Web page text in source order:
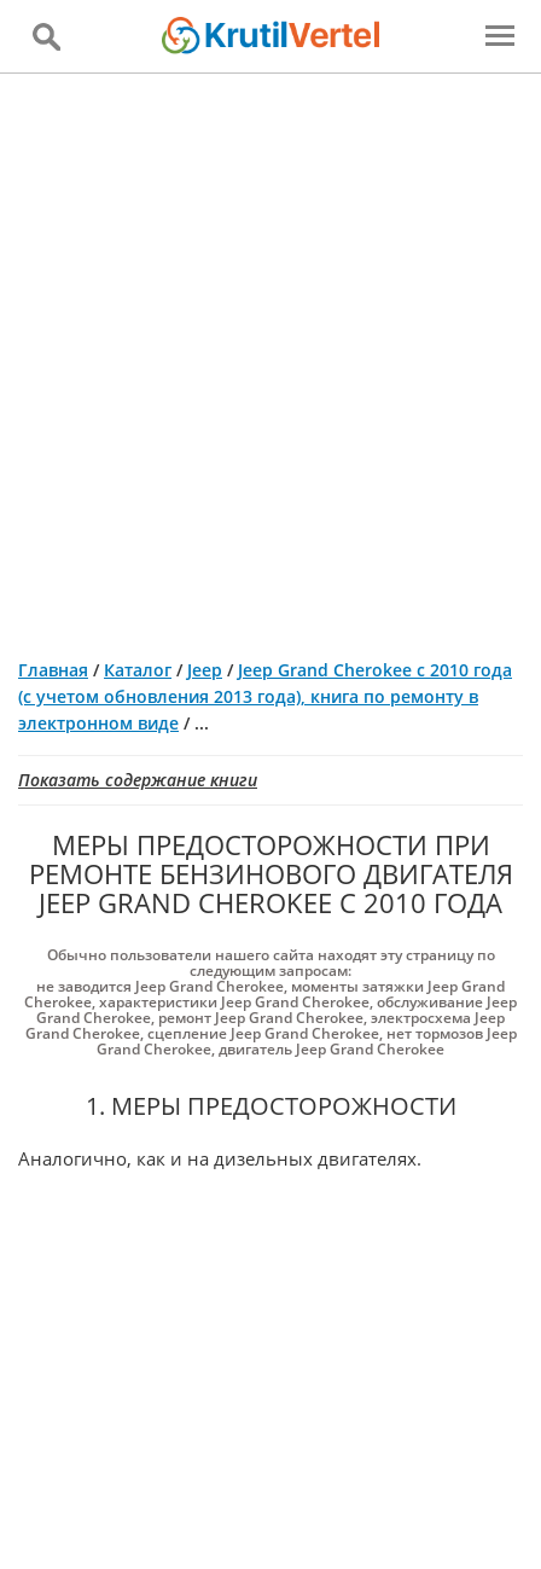
Главная / Каталог / Jeep / Jeep Grand Cherokee с 2010 года
(с учетом обновления 2013 года), книга по ремонту в
электронном виде / ...
Показать содержание книги
МЕРЫ ПРЕДОСТОРОЖНОСТИ ПРИ
РЕМОНТЕ БЕНЗИНОВОГО ДВИГАТЕЛЯ
JEEP GRAND CHEROKEE С 2010 ГОДА
Обычно пользователи нашего сайта находят эту страницу по
следующим запросам:
не заводится Jeep Grand Cherokee, моменты затяжки Jeep Grand
Cherokee,характеристики Jeep Grand Cherokee,обслуживание Jeep
Grand Cherokee,ремонт Jeep Grand Cherokee,электросхема Jeep
Grand Cherokee,сцепление Jeep Grand Cherokee, нет тормозов Jeep
Grand Cherokee,двигатель Jeep Grand Cherokee
1. МЕРЫ ПРЕДОСТОРОЖНОСТИ
Аналогично, как и на дизельных двигателях.